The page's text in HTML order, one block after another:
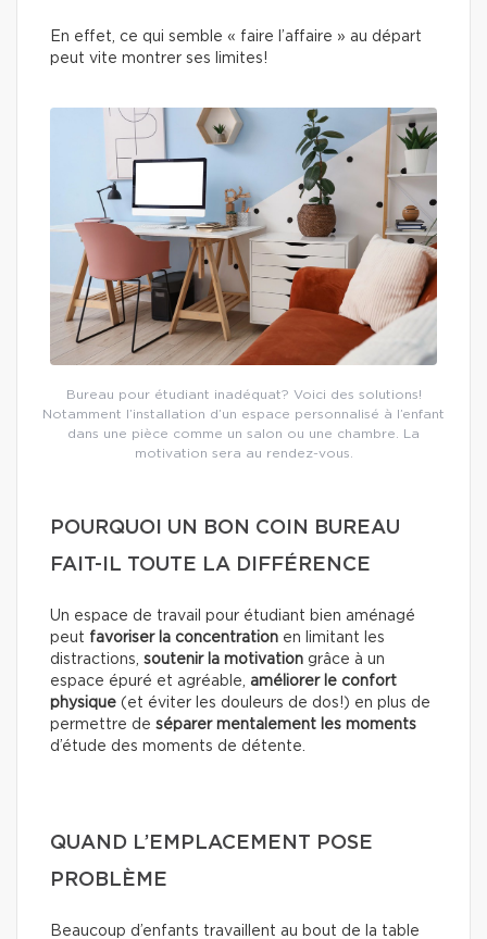
En effet, ce qui semble « faire l’affaire » au départ
peut vite montrer ses limites!
Bureau pour étudiant inadéquat? Voici des solutions!
Notamment l’installation d’un espace personnalisé à l’enfant
dans une pièce comme un salon ou une chambre. La
motivation sera au rendez-vous.
POURQUOI UN BON COIN BUREAU
FAIT-IL TOUTE LA DIFFÉRENCE
Un espace de travail pour étudiant bien aménagé
peut favoriser la concentration en limitant les
distractions, soutenir la motivation grâce à un
espace épuré et agréable, améliorer le confort
physique (et éviter les douleurs de dos!) en plus de
permettre de séparer mentalement les moments
d’étude des moments de détente.
QUAND L’EMPLACEMENT POSE
PROBLÈME
Beaucoup d’enfants travaillent au bout de la table